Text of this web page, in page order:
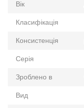
Вік
Класифікація
Консистенція
Серія
Зроблено в
Вид